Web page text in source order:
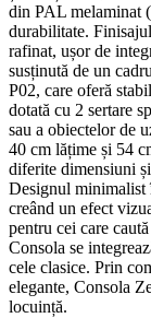
din PAL melaminat
durabilitate.
rafinat, ușor de
susținută de un
P02, care oferă
dotată cu 2 sertare
sau a obiectelor de
40 cm lățime și 54
diferite dimensiuni
Designul minimalist
creând un efect
pentru cei care
Consola se
cele clasice. Prin
elegante, Consola
locuință.